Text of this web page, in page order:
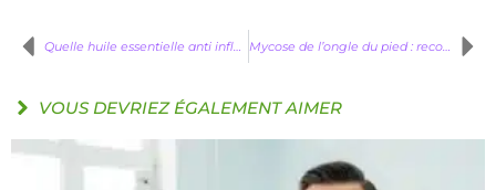
Mycose de l’ongle du pied : reconnaître, traiter et éviter la récidive
VOUS DEVRIEZ ÉGALEMENT AIMER